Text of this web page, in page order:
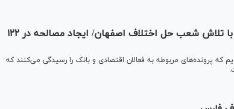
آزادی بیش از ۲ هزار و ۲۰۰ زندانی در سال گذشته با تلاش شعب حل اختلاف اصفهان/ ایجاد مصالحه در ۱۲۲
پرونده‌های مربوطه به فعالان اقتصادی و بانک را رسیدگی می‌کنند که